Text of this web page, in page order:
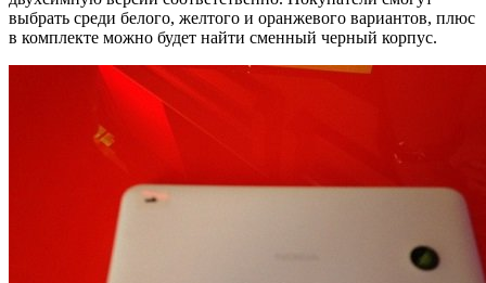
выбрать среди белого, желтого и оранжевого вариантов, плюс
в комплекте можно будет найти сменный черный корпус.